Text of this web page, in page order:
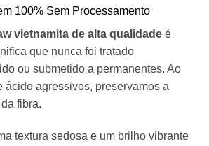
100% Sem Processamento
vietnamita de alta qualidade é
que nunca foi tratado
ou submetido a permanentes. Ao
ácido agressivos, preservamos a
fibra.
textura sedosa e um brilho vibrante